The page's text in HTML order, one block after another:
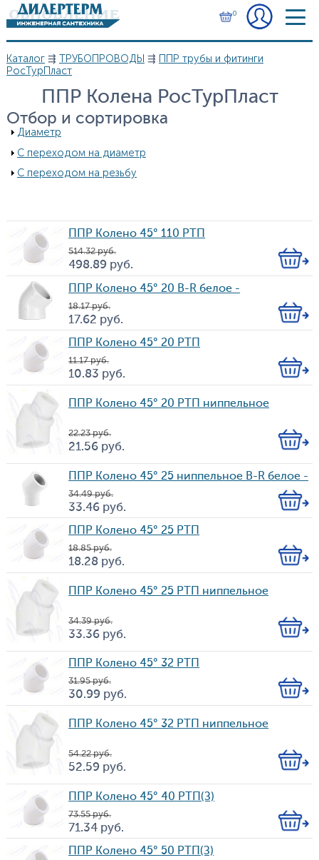
Перейти к основному содержанию
0
Вы здесь
Каталог⇶ ТРУБОПРОВОДЫ ⇶ ППР трубы и фитинги
РосТурПласт
ППР Колена РосТурПласт
Отбор и сортировка
Показать
Диаметр
Показать
С переходом на диаметр
Показать
С переходом на резьбу
ППР Колено 45° 110 РТП
Цена
514.32 руб.
498.89 руб.
Кол-
во
ППР Колено 45° 20 B-R белое -
Цена
18.17 руб.
17.62 руб.
Кол-
во
ППР Колено 45° 20 РТП
Цена
11.17 руб.
10.83 руб.
Кол-
во
ППР Колено 45° 20 РТП ниппельное
Цена
22.23 руб.
21.56 руб.
Кол-
во
ППР Колено 45° 25 ниппельное B-R белое -
Цена
34.49 руб.
33.46 руб.
Кол-
во
ППР Колено 45° 25 РТП
Цена
18.85 руб.
18.28 руб.
Кол-
во
ППР Колено 45° 25 РТП ниппельное
Цена
34.39 руб.
33.36 руб.
Кол-
во
ППР Колено 45° 32 РТП
Цена
31.95 руб.
30.99 руб.
Кол-
во
ППР Колено 45° 32 РТП ниппельное
Цена
54.22 руб.
52.59 руб.
Кол-
во
ППР Колено 45° 40 РТП(З)
Цена
73.55 руб.
71.34 руб.
Кол-
во
ППР Колено 45° 50 РТП(З)